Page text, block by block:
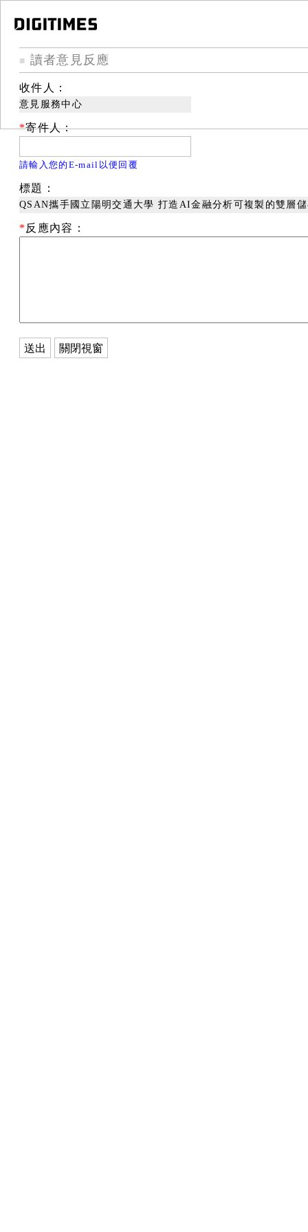
■ 讀者意見反應
收件人：
意見服務中心
*寄件人：
請輸入您的E-mail以便回覆
標題：
QSAN攜手國立陽明交通大學 打造AI金融分析可複製的雙層
* 反應內容：